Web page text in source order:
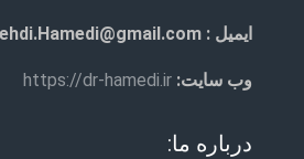
ایمیل : Dr.Mehdi.Hamedi@gmail.com
وب سایت: https://dr-hamedi.ir
درباره ما: